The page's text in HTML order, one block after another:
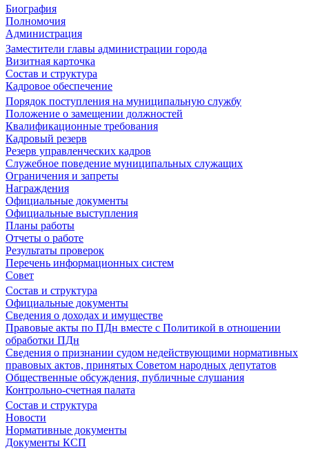
Биография
Полномочия
Администрация
Заместители главы администрации города
Визитная карточка
Состав и структура
Кадровое обеспечение
Порядок поступления на муниципальную службу
Положение о замещении должностей
Квалификационные требования
Кадровый резерв
Резерв управленческих кадров
Служебное поведение муниципальных служащих
Ограничения и запреты
Награждения
Официальные документы
Официальные выступления
Планы работы
Отчеты о работе
Результаты проверок
Перечень информационных систем
Совет
Состав и структура
Официальные документы
Сведения о доходах и имуществе
Правовые акты по ПДн вместе с Политикой в отношении
обработки ПДн
Сведения о признании судом недействующими нормативных
правовых актов, принятых Советом народных депутатов
Общественные обсуждения, публичные слушания
Контрольно-счетная палата
Состав и структура
Новости
Нормативные документы
Документы КСП